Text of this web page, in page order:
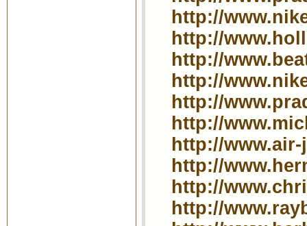
http://
http://
http://
http://
http://
http://
http://
http://
http://
http://